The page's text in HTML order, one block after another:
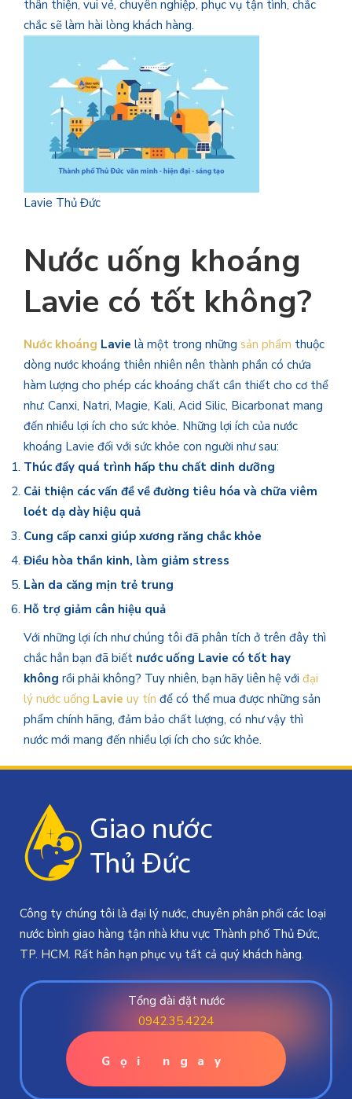
thân thiện, vui vẻ, chuyên nghiệp, phục vụ tận tình, chắc
chắc sẽ làm hài lòng khách hàng.
Lavie Thủ Đức
Nước uống khoáng
Lavie có tốt không?
Nước khoáng Lavie là một trong những sản phẩm thuộc
dòng nước khoáng thiên nhiên nên thành phần có chứa
hàm lượng cho phép các khoáng chất cần thiết cho cơ thể
như: Canxi, Natri, Magie, Kali, Acid Silic, Bicarbonat mang
đến nhiều lợi ích cho sức khỏe. Những lợi ích của nước
khoáng Lavie đối với sức khỏe con người như sau:
Thúc đẩy quá trình hấp thu chất dinh dưỡng
Cải thiện các vấn đề về đường tiêu hóa và chữa viêm
loét dạ dày hiệu quả
Cung cấp canxi giúp xương răng chắc khỏe
Điều hòa thần kinh, làm giảm stress
Làn da căng mịn trẻ trung
Hỗ trợ giảm cân hiệu quả
Với những lợi ích như chúng tôi đã phân tích ở trên đây thì
chắc hẳn bạn đã biết nước uống Lavie có tốt hay
không rồi phải không? Tuy nhiên, bạn hãy liên hệ với đại
lý nước uống Lavie uy tín để có thể mua được những sản
phẩm chính hãng, đảm bảo chất lượng, có như vậy thì
nước mới mang đến nhiều lợi ích cho sức khỏe.
Công ty chúng tôi là đại lý nước, chuyên phân phối các loại
nước bình giao hàng tận nhà khu vực Thành phố Thủ Đức,
TP. HCM. Rất hân hạn phục vụ tất cả quý khách hàng.
Tổng đài đặt nước
0942.35.4224
Gọi ngay